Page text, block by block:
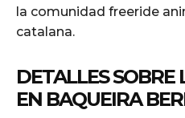
la comunidad freeride
catalana.
DETALLES SOBRE
EN BAQUEIRA